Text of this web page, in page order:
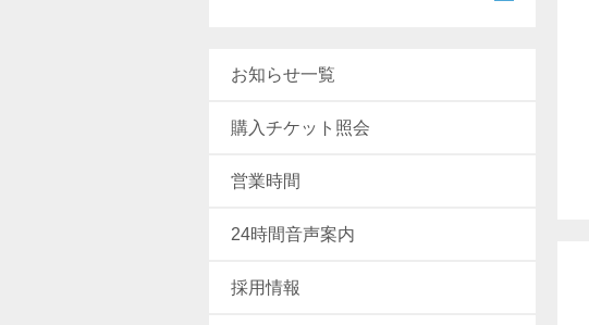
お知らせ一覧
購入チケット照会
営業時間
24時間音声案内
採用情報